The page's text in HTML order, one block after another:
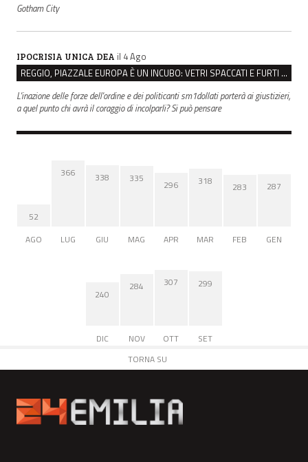
Gotham City
IPOCRISIA UNICA DEA il 4 Ago
REGGIO, PIAZZALE EUROPA È UN INCUBO: VETRI SPACCATI E FURTI SULLE AUTO IN SOSTA
L'inazione delle forze dell'ordine e dei politicanti sm1dollati porterà ai giustizieri,
a quel punto chi avrà il coraggio di incolparli? Si può pensare
52
AGO
366
LUG
338
GIU
335
MAG
296
APR
318
MAR
283
FEB
287
GEN
240
DIC
284
NOV
307
OTT
299
SET
TORNA SU